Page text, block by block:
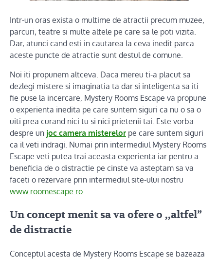
Intr-un oras exista o multime de atractii precum muzee,
parcuri, teatre si multe altele pe care sa le poti vizita.
Dar, atunci cand esti in cautarea la ceva inedit parca
aceste puncte de atractie sunt destul de comune.
Noi iti propunem altceva. Daca mereu ti-a placut sa
dezlegi mistere si imaginatia ta dar si inteligenta sa iti
fie puse la incercare, Mystery Rooms Escape va propune
o experienta inedita pe care suntem siguri ca nu o sa o
uiti prea curand nici tu si nici prietenii tai. Este vorba
despre un joc camera misterelor pe care suntem siguri
ca il veti indragi. Numai prin intermediul Mystery Rooms
Escape veti putea trai aceasta experienta iar pentru a
beneficia de o distractie pe cinste va asteptam sa va
faceti o rezervare prin intermediul site-ului nostru
www.roomescape.ro.
Un concept menit sa va ofere o ,,altfel”
de distractie
Conceptul acesta de Mystery Rooms Escape se bazeaza